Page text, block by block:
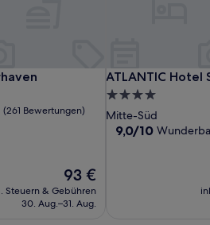
(261 Bewertungen)
Der
Preis
beträgt
93 €
Steuern & Gebühren
30. Aug.–31. Aug.
ATLANTIC Hotel
ATLANTIC Hotel
4.0-
Sterne-
Unterkunft
Mitte-Süd
9.0
9,0/10